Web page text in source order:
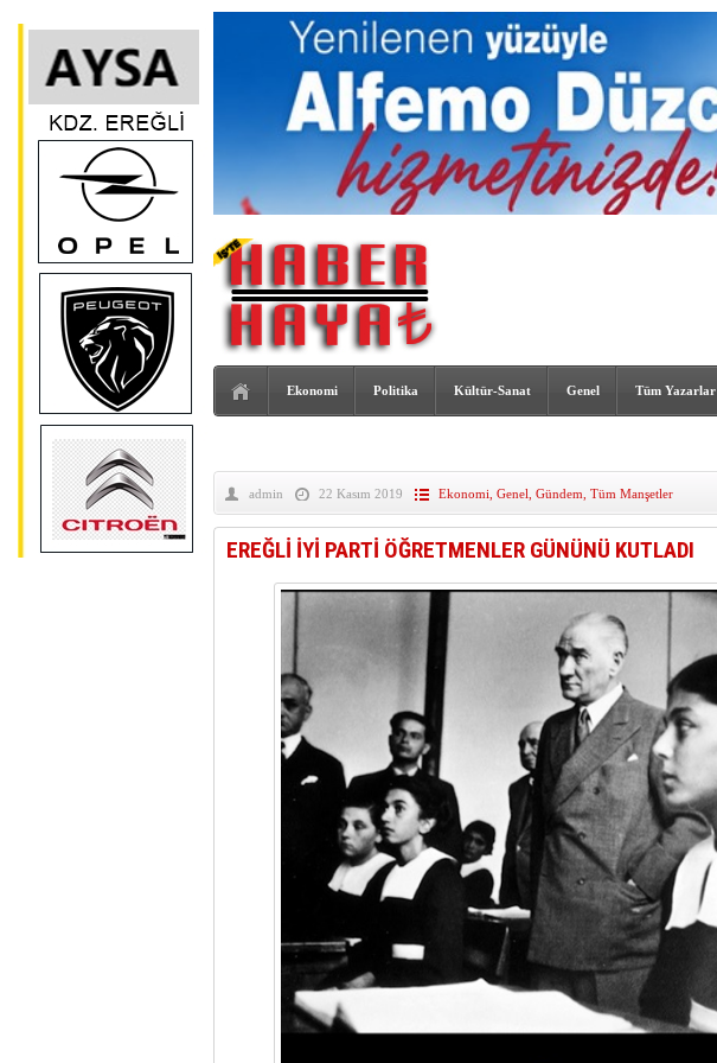
Ekonomi Politika Kültür-Sanat Genel Tüm Yazarlar
admin 22 Kasım 2019 Ekonomi Genel Gündem Tüm Manşetler
EREĞLİ İYİ PARTİ ÖĞRETMENLER GÜNÜNÜ KUTLADI